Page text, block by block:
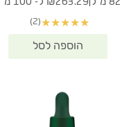
₪369.70.
★
★
★
★
★
(2)